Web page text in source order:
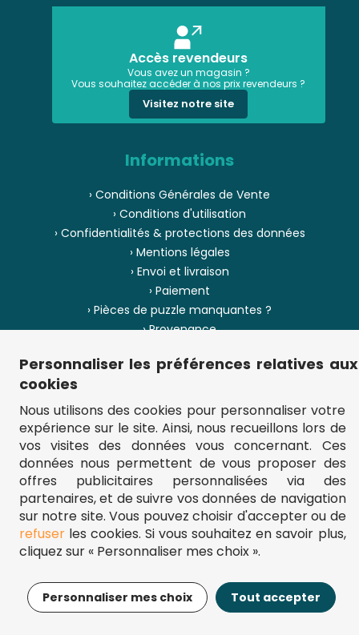
17,95€ Ajouter au panier
Accès revendeurs
Vous avez un magasin ?
Vous souhaitez accéder à nos prix revendeurs ?
Visitez notre site
Informations
› Conditions Générales de Vente
› Conditions d'utilisation
› Confidentialités & protections des données
› Mentions légales
› Envoi et livraison
› Paiement
› Pièces de puzzle manquantes ?
› Provenance
› Plan du site
** Frais d'envoi = 6,95 € (France) / gratuit à partir de 45 €.
fou-de-puzzle.com : le site référence pour acheter des puzzles de
qualité à bon prix.
© Fou-de-puzzle.com 2011 - 2026
Personnaliser les préférences relatives aux
cookies
Nous utilisons des cookies pour personnaliser votre
expérience sur le site. Ainsi, nous recueillons lors de
vos visites des données vous concernant. Ces
données nous permettent de vous proposer des
offres publicitaires personnalisées via des
partenaires, et de suivre vos données de navigation
sur notre site. Vous pouvez choisir d'accepter ou de
refuserles cookies. Si vous souhaitez en savoir plus,
cliquez sur « Personnaliser mes choix ».
Personnaliser mes choix Tout accepter